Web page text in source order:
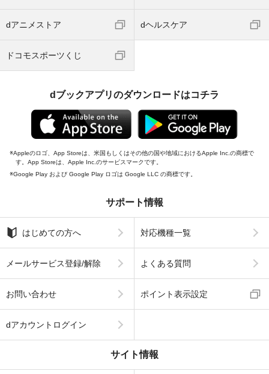
dアニメストア dヘルスケア
ドコモスポーツくじ
dブックアプリのダウンロードはコチラ
Appleのロゴ、App Storeは、米国もしくはその他の国や地域におけるApple Inc.の商標で
す。App Storeは、Apple Inc.のサービスマークです。
Google Play および Google Play ロゴは Google LLC の商標です。
サポート情報
はじめての方へ 対応機種一覧
メールサービス登録/解除 よくある質問
お問い合わせ ポイント表示設定
dアカウントログイン
サイト情報